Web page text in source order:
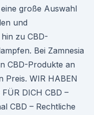
große Auswahl
und
zu CBD-
Bei Zamnesia
CBD-Produkte an
Preis. WIR HABEN
DICH CBD –
CBD – Rechtliche